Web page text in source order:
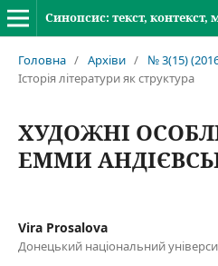
Синопсис: текст, контекст,
Головна / Архіви / № 3(15)
Історія літератури як структура
ХУДОЖНІ
ЕММИ
Vira Prosalova
Донецький національний